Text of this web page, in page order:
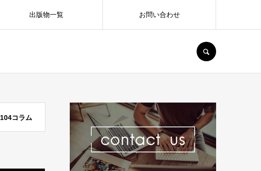
出版物一覧 お問い合わせ
104コラム